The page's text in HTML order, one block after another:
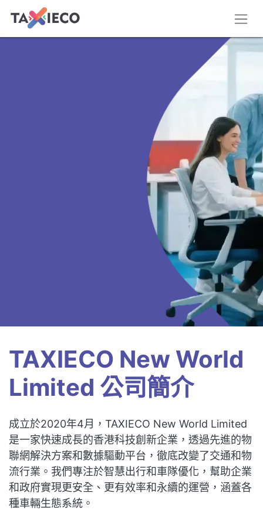
TAXIECO New World
Limited 公司簡介
成立於2020年4月，TAXIECO New World Limited
是一家快速成長的香港科技創新企業，透過先進的物
聯網解決方案和數據驅動平台，徹底改變了交通和物
流行業。我們專注於智慧出行和車隊優化，幫助企業
和政府實現更安全、更有效率和永續的運營，涵蓋各
種車輛生態系統。